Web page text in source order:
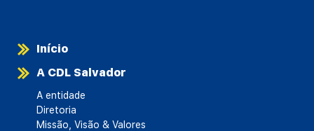
Início
A CDL Salvador
A entidade
Diretoria
Missão, Visão & Valores